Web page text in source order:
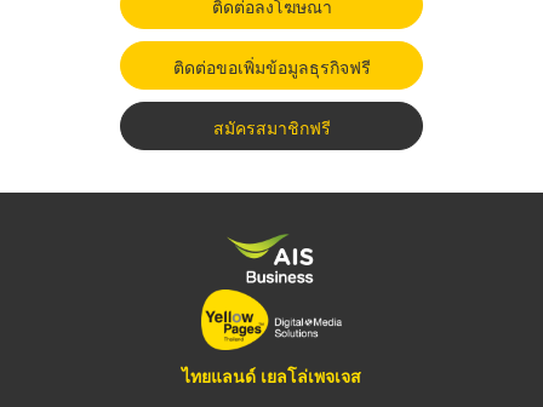
ติดต่อลงโฆษณา
ติดต่อขอเพิ่มข้อมูลธุรกิจฟรี
สมัครสมาชิกฟรี
ไทยแลนด์ เยลโล่เพจเจส